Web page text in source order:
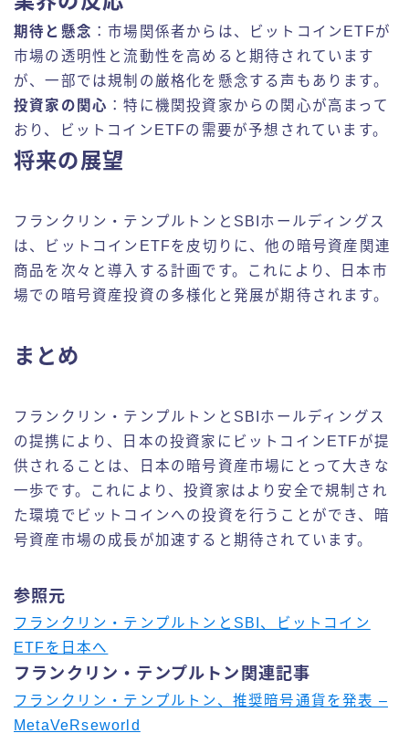
期待と懸念 ：市場関係者からは、ビットコインETFが
市場の透明性と流動性を高めると期待されています
が、一部では規制の厳格化を懸念する声もあります。
投資家の関心 ：特に機関投資家からの関心が高まって
おり、ビットコインETFの需要が予想されています。
将来の展望
フランクリン・テンプルトンとSBIホールディングス
は、ビットコインETFを皮切りに、他の暗号資産関連
商品を次々と導入する計画です。これにより、日本市
場での暗号資産投資の多様化と発展が期待されます。
まとめ
フランクリン・テンプルトンとSBIホールディングス
の提携により、日本の投資家にビットコインETFが提
供されることは、日本の暗号資産市場にとって大きな
一歩です。これにより、投資家はより安全で規制され
た環境でビットコインへの投資を行うことができ、暗
号資産市場の成長が加速すると期待されています。
参照元
フランクリン・テンプルトンとSBI、ビットコイン
ETFを日本へ
フランクリン・テンプルトン関連記事
フランクリン・テンプルトン、推奨暗号通貨を発表 –
MetaVeRseworld